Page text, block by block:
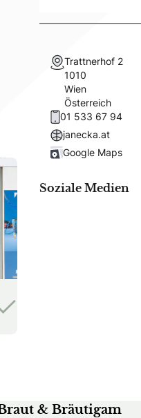
Trattnerhof 2
1010
Wien
Österreich
01 533 67 94
janecka.at
Google Maps
Soziale Medien
& Bräutigam